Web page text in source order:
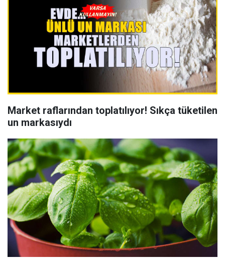
Market raflarından toplatılıyor! Sıkça tüketilen
un markasıydı